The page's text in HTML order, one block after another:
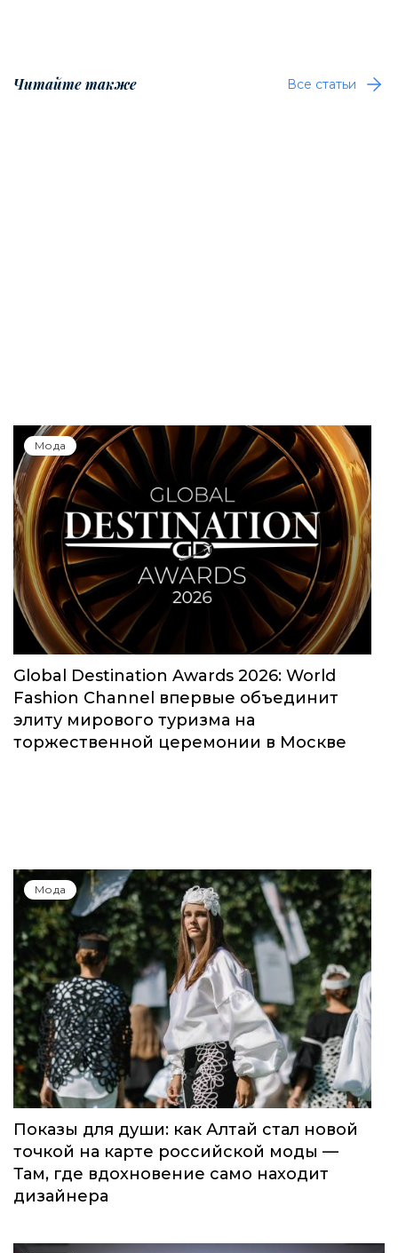
Читайте также Все статьи
Мода
Global Destination Awards 2026: World
Fashion Channel впервые объединит
элиту мирового туризма на
торжественной церемонии в Москве
Мода
Показы для души: как Алтай стал новой
точкой на карте российской моды —
Там, где вдохновение само находит
дизайнера